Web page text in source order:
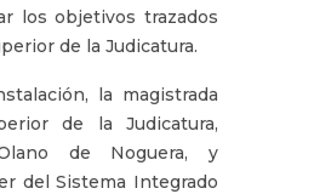
los objetivos trazados
de la Judicatura.
la magistrada
de la Judicatura,
de Noguera, y
del Sistema Integrado